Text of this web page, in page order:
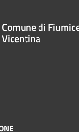
Comune di
Vicentina